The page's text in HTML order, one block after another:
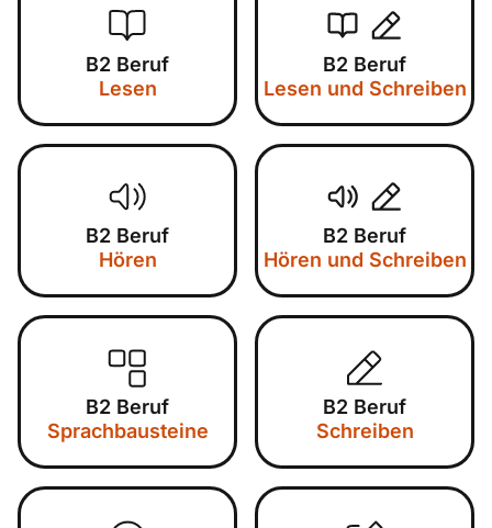
B2 Beruf
Lesen
B2 Beruf
Lesen und Schreiben
B2 Beruf
Hören
B2 Beruf
Hören und Schreiben
B2 Beruf
Sprachbausteine
B2 Beruf
Schreiben